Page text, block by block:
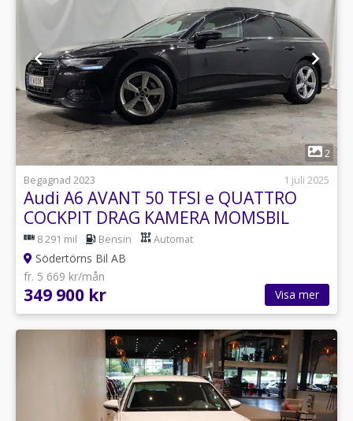
1
2
Begagnad 2023
1 juli 2025
Audi A6 AVANT 50 TFSI e QUATTRO
COCKPIT DRAG KAMERA MOMSBIL
8 291 mil Bensin Automat
Södertörns Bil AB
fr. 5 669 kr/mån
349 900 kr Visa mer